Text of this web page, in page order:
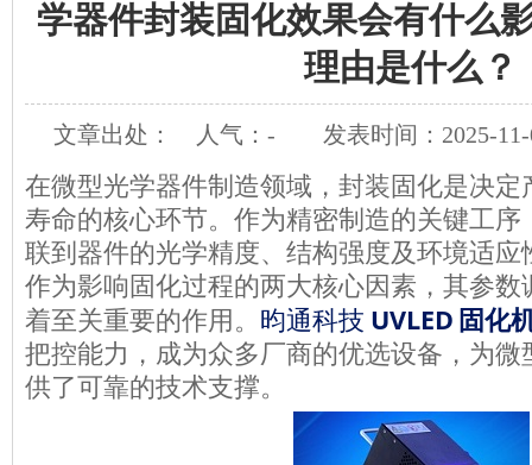
学器件封装固化效果会有什么
理由是什么？
文章出处： 人气： - 发表时间：2025-
在微型光学器件制造领域，封装固化是决
寿命的核心环节。作为精密制造的关键工
联到器件的光学精度、结构强度及环境适
作为影响固化过程的两大核心因素，其参
着至关重要的作用。 昀通科技 UVLED 固化
把控能力，成为众多厂商的优选设备，为
供了可靠的技术支撑。